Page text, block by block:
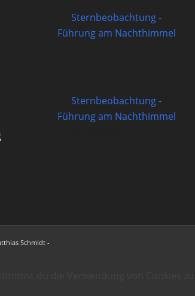
Sternbeobachtung -
Führung am Nachthimmel
Sternbeobachtung -
Führung am Nachthimmel
Schmidt -